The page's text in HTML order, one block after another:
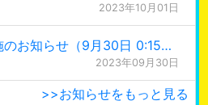
2023年10月01日
緊急メンテナンス実施のお知らせ（9月30日 0:15更新）
2023年09月30日
>>お知らせをもっと見る